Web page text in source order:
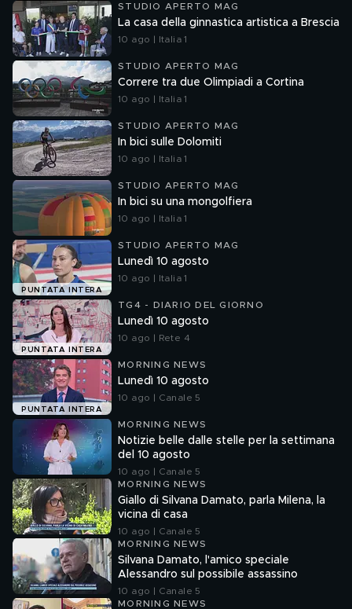
STUDIO APERTO MAG
La casa della ginnastica artistica a Brescia
10 ago | Italia 1
STUDIO APERTO MAG
Correre tra due Olimpiadi a Cortina
10 ago | Italia 1
STUDIO APERTO MAG
In bici sulle Dolomiti
10 ago | Italia 1
STUDIO APERTO MAG
In bici su una mongolfiera
10 ago | Italia 1
PUNTATA INTERA
STUDIO APERTO MAG
Lunedì 10 agosto
10 ago | Italia 1
PUNTATA INTERA
TG4 - DIARIO DEL GIORNO
Lunedì 10 agosto
10 ago | Rete 4
PUNTATA INTERA
MORNING NEWS
Lunedì 10 agosto
10 ago | Canale 5
MORNING NEWS
Notizie belle dalle stelle per la settimana
del 10 agosto
10 ago | Canale 5
MORNING NEWS
Giallo di Silvana Damato, parla Milena, la
vicina di casa
10 ago | Canale 5
MORNING NEWS
Silvana Damato, l'amico speciale
Alessandro sul possibile assassino
10 ago | Canale 5
MORNING NEWS